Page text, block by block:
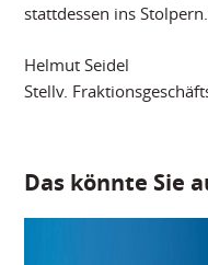
stattdessen ins
Helmut Seidel
Stellv.
Das könnte Sie